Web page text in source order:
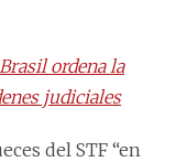
ordena la
judiciales
del STF “en